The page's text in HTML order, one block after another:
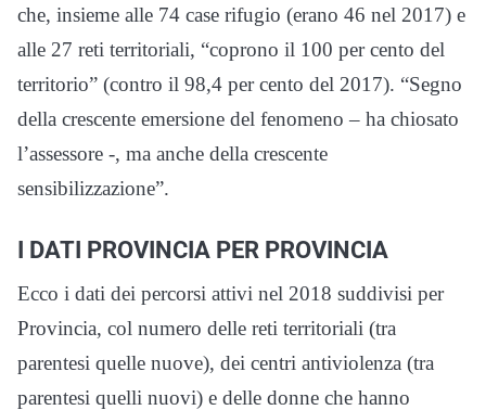
che, insieme alle 74 case rifugio (erano 46 nel 2017) e
alle 27 reti territoriali, “coprono il 100 per cento del
territorio” (contro il 98,4 per cento del 2017). “Segno
della crescente emersione del fenomeno – ha chiosato
l’assessore -, ma anche della crescente
sensibilizzazione”.
I DATI PROVINCIA PER PROVINCIA
Ecco i dati dei percorsi attivi nel 2018 suddivisi per
Provincia, col numero delle reti territoriali (tra
parentesi quelle nuove), dei centri antiviolenza (tra
parentesi quelli nuovi) e delle donne che hanno